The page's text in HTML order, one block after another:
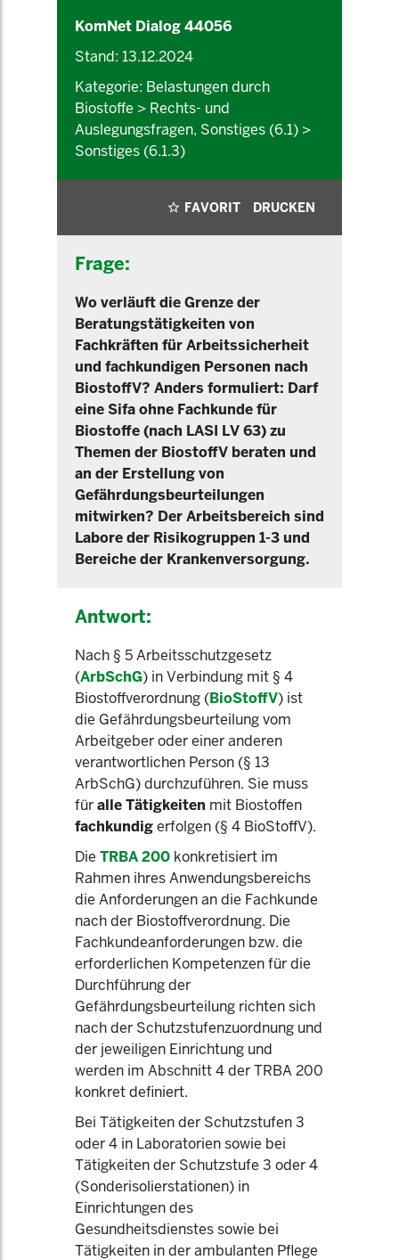
KomNet Dialog 44056
Stand: 13.12.2024
Kategorie: Belastungen durch
Biostoffe > Rechts- und
Auslegungsfragen, Sonstiges (6.1) >
Sonstiges (6.1.3)
FAVORIT DRUCKEN
Frage:
Wo verläuft die Grenze der
Beratungstätigkeiten von
Fachkräften für Arbeitssicherheit
und fachkundigen Personen nach
BiostoffV? Anders formuliert: Darf
eine Sifa ohne Fachkunde für
Biostoffe (nach LASI LV 63) zu
Themen der BiostoffV beraten und
an der Erstellung von
Gefährdungsbeurteilungen
mitwirken? Der Arbeitsbereich sind
Labore der Risikogruppen 1-3 und
Bereiche der Krankenversorgung.
Antwort:
Nach § 5 Arbeitsschutzgesetz
(ArbSchG) in Verbindung mit § 4
Biostoffverordnung (BioStoffV) ist
die Gefährdungsbeurteilung vom
Arbeitgeber oder einer anderen
verantwortlichen Person (§ 13
ArbSchG) durchzuführen. Sie muss
füralle Tätigkeiten mit Biostoffen
fachkundigerfolgen (§ 4 BioStoffV).
Die TRBA 200 konkretisiert im
Rahmen ihres Anwendungsbereichs
die Anforderungen an die Fachkunde
nach der Biostoffverordnung. Die
Fachkundeanforderungen bzw. die
erforderlichen Kompetenzen für die
Durchführung der
Gefährdungsbeurteilung richten sich
nach der Schutzstufenzuordnung und
der jeweiligen Einrichtung und
werden im Abschnitt 4 der TRBA 200
konkret definiert.
Bei Tätigkeiten der Schutzstufen 3
oder 4 in Laboratorien sowie bei
Tätigkeiten der Schutzstufe 3 oder 4
(Sonderisolierstationen) in
Einrichtungen des
Gesundheitsdienstes sowie bei
Tätigkeiten in der ambulanten Pflege